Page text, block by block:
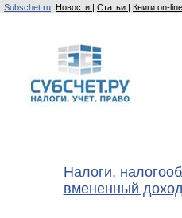
Subschet.ru: Новости | Статьи | Книги on-line
Налоги,
вмененный